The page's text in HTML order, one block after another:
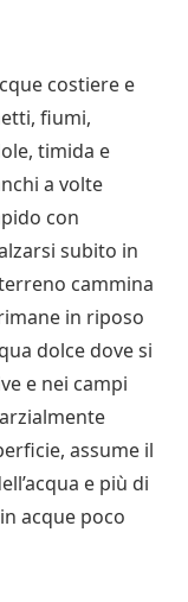
costiere e
fiumi,
timida e
a volte
con
subito in
cammina
in riposo
dolce dove si
e nei campi
assume il
e più di
acque poco